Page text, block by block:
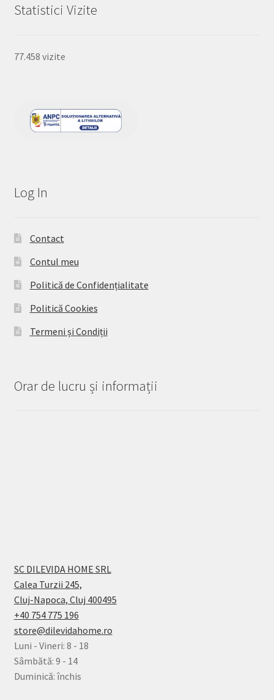
Statistici Vizite
77.458 vizite
Log In
Contact
Contul meu
Politică de Confidențialitate
Politică Cookies
Termeni și Condiții
Orar de lucru și informații
SC DILEVIDA HOME SRL
Calea Turzii 245,
Cluj-Napoca, Cluj 400495
+40 754 775 196
store@dilevidahome.ro
Luni - Vineri: 8 - 18
Sâmbătă: 9 - 14
Duminică: închis